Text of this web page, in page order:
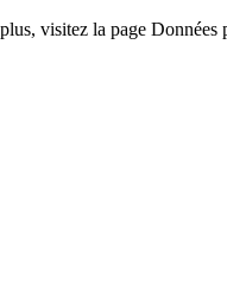
visitez la page